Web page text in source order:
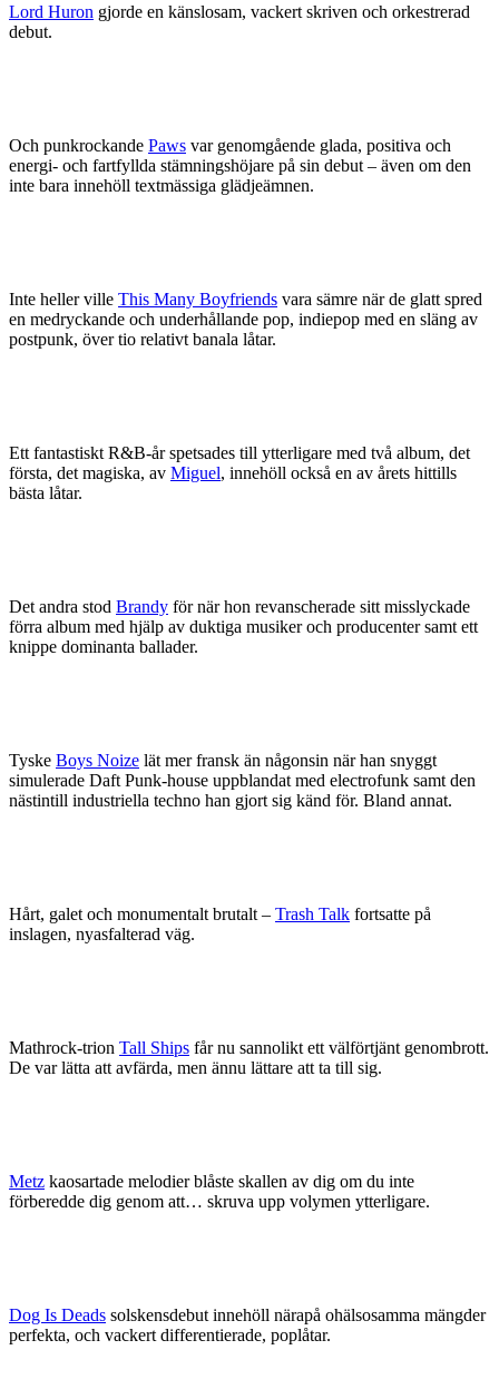
Lord Huron gjorde en känslosam, vackert skriven och orkestrerad
debut.
Och punkrockande Paws var genomgående glada, positiva och
energi- och fartfyllda stämningshöjare på sin debut – även om den
inte bara innehöll textmässiga glädjeämnen.
Inte heller ville This Many Boyfriends vara sämre när de glatt spred
en medryckande och underhållande pop, indiepop med en släng av
postpunk, över tio relativt banala låtar.
Ett fantastiskt R&B-år spetsades till ytterligare med två album, det
första, det magiska, av Miguel, innehöll också en av årets hittills
bästa låtar.
Det andra stod Brandy för när hon revanscherade sitt misslyckade
förra album med hjälp av duktiga musiker och producenter samt ett
knippe dominanta ballader.
Tyske Boys Noize lät mer fransk än någonsin när han snyggt
simulerade Daft Punk-house uppblandat med electrofunk samt den
nästintill industriella techno han gjort sig känd för. Bland annat.
Hårt, galet och monumentalt brutalt – Trash Talk fortsatte på
inslagen, nyasfalterad väg.
Mathrock-trion Tall Ships får nu sannolikt ett välförtjänt genombrott.
De var lätta att avfärda, men ännu lättare att ta till sig.
Metz kaosartade melodier blåste skallen av dig om du inte
förberedde dig genom att… skruva upp volymen ytterligare.
Dog Is Deads solskensdebut innehöll närapå ohälsosamma mängder
perfekta, och vackert differentierade, poplåtar.